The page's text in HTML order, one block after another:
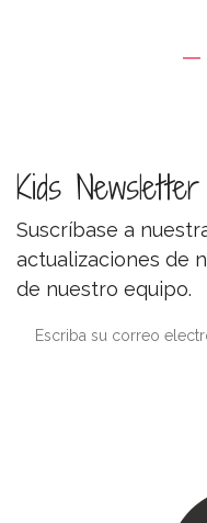
Kids Newsletter
Suscríbase a
actualizaciones de
de nuestro equipo.